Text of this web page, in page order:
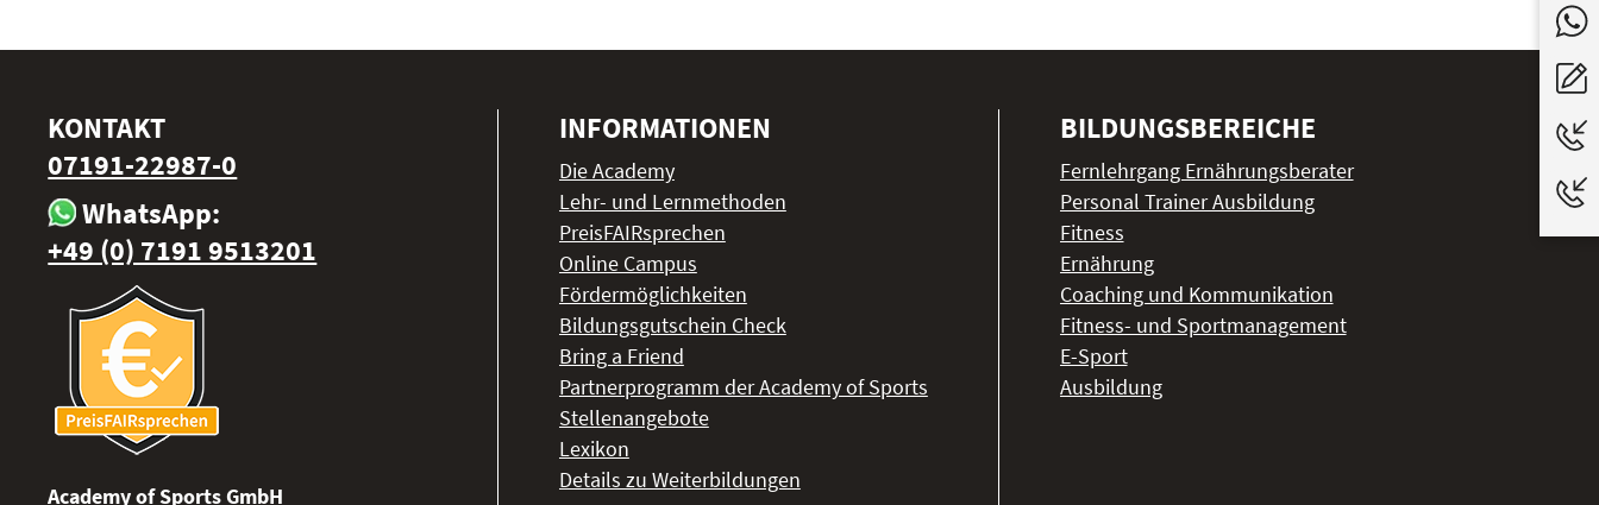
KONTAKT
07191-22987-0
WhatsApp:
+49 (0) 7191 9513201
Academy of Sports GmbH
INFORMATIONEN
Die Academy
Lehr- und Lernmethoden
PreisFAIRsprechen
Online Campus
Fördermöglichkeiten
Bildungsgutschein Check
Bring a Friend
Partnerprogramm der Academy of Sports
Stellenangebote
Lexikon
Details zu Weiterbildungen
BILDUNGSBEREICHE
Fernlehrgang Ernährungsberater
Personal Trainer Ausbildung
Fitness
Ernährung
Coaching und Kommunikation
Fitness- und Sportmanagement
E-Sport
Ausbildung